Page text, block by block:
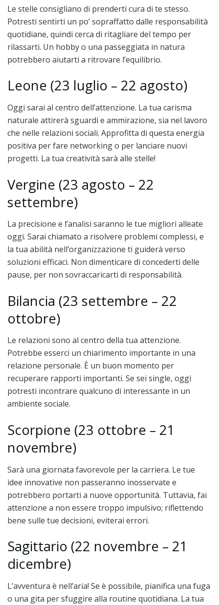
Le stelle consigliano di prenderti cura di te stesso.
Potresti sentirti un po’ sopraffatto dalle responsabilità
quotidiane, quindi cerca di ritagliare del tempo per
rilassarti. Un hobby o una passeggiata in natura
potrebbero aiutarti a ritrovare l’equilibrio.
Leone (23 luglio – 22 agosto)
Oggi sarai al centro dell’attenzione. La tua carisma
naturale attirerà sguardi e ammirazione, sia nel lavoro
che nelle relazioni sociali. Approfitta di questa energia
positiva per fare networking o per lanciare nuovi
progetti. La tua creatività sarà alle stelle!
Vergine (23 agosto – 22
settembre)
La precisione e l’analisi saranno le tue migliori alleate
oggi. Sarai chiamato a risolvere problemi complessi, e
la tua abilità nell’organizzazione ti guiderà verso
soluzioni efficaci. Non dimenticare di concederti delle
pause, per non sovraccaricarti di responsabilità.
Bilancia (23 settembre – 22
ottobre)
Le relazioni sono al centro della tua attenzione.
Potrebbe esserci un chiarimento importante in una
relazione personale. È un buon momento per
recuperare rapporti importanti. Se sei single, oggi
potresti incontrare qualcuno di interessante in un
ambiente sociale.
Scorpione (23 ottobre – 21
novembre)
Sarà una giornata favorevole per la carriera. Le tue
idee innovative non passeranno inosservate e
potrebbero portarti a nuove opportunità. Tuttavia, fai
attenzione a non essere troppo impulsivo; riflettendo
bene sulle tue decisioni, eviterai errori.
Sagittario (22 novembre – 21
dicembre)
L’avventura è nell’aria! Se è possibile, pianifica una fuga
o una gita per sfuggire alla routine quotidiana. La tua